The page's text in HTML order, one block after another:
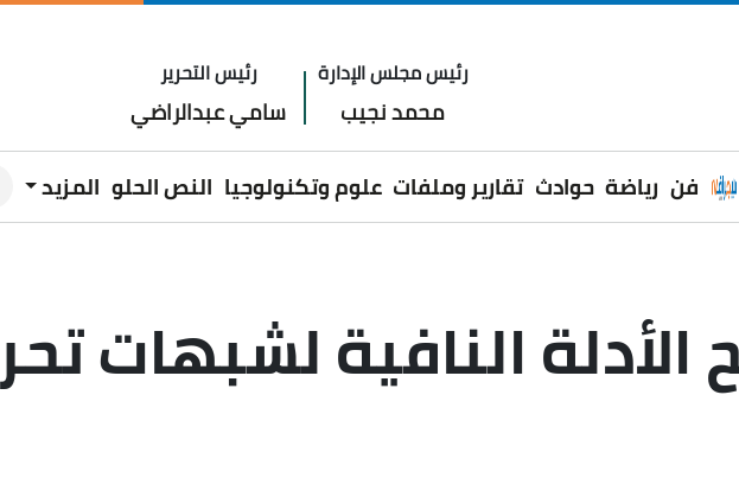
رئيس مجلس الإدارة
محمد نجيب
رئيس التحرير
سامي عبدالراضي
فن رياضة حوادث تقارير وملفات علوم وتكنولوجيا النص الحلو المزيد
النافية لشبهات